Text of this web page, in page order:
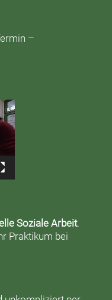
–
Soziale Arbeit.
Praktikum bei